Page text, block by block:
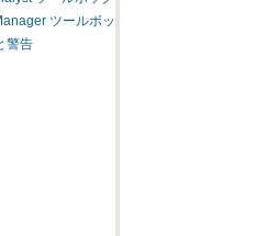
ツールボックス
警告